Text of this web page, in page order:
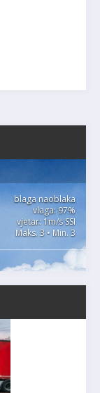
blaga naoblaka
vlaga: 97%
vjetar: 1m/s SSI
Maks. 3 • Min. 3